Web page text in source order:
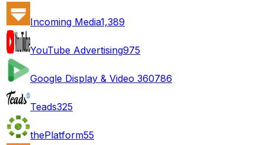
Incoming Media1,389
YouTube Advertising975
Google Display & Video 360786
Teads325
thePlatform55